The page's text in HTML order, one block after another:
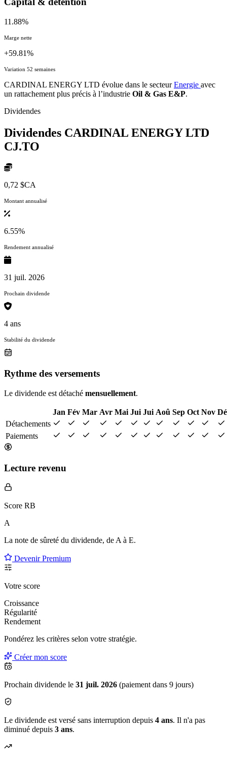
11.88%
Marge nette
+59.81%
Variation 52 semaines
CARDINAL ENERGY LTD évolue dans le secteurEnergie avec
un rattachement plus précis à l’industrie Oil & Gas E&P.
Dividendes
Dividendes CARDINAL ENERGY LTD
CJ.TO
0,72 $CA
Montant annualisé
6.55%
Rendement annualisé
31 juil. 2026
Prochain dividende
4 ans
Stabilité du dividende
Rythme des versements
Le dividende est détaché mensuellement.
Jan Fév Mar Avr Mai Jui Jui Aoû Sep Oct Nov
Détachements
Paiements
Lecture revenu
Score RB
A
La note de sûreté du dividende, de A à E.
Devenir Premium
Votre score
Croissance
Régularité
Rendement
Pondérez les critères selon votre stratégie.
Créer mon score
Prochain dividende le 31 juil. 2026 (paiement dans 9 jours)
Le dividende est versé sans interruption depuis 4 ans. Il n'a pas
diminué depuis 3 ans.